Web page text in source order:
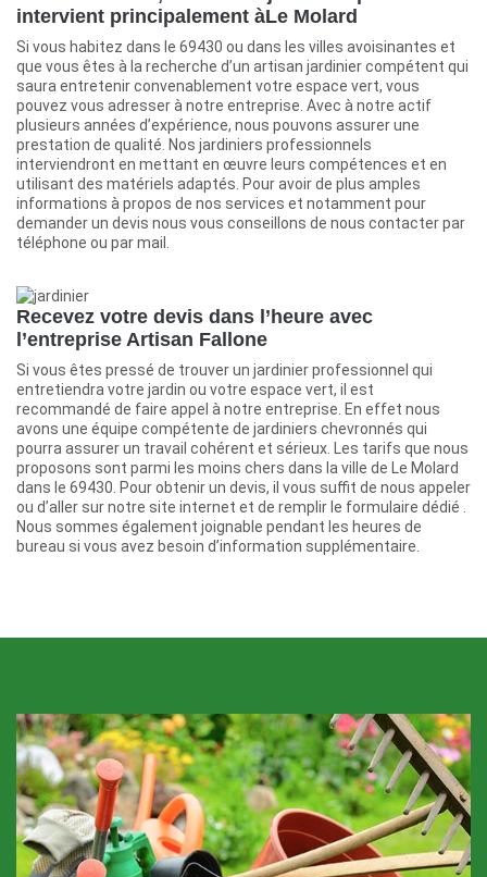
intervient principalement àLe Molard
Si vous habitez dans le 69430 ou dans les villes avoisinantes et
que vous êtes à la recherche d’un artisan jardinier compétent qui
saura entretenir convenablement votre espace vert, vous
pouvez vous adresser à notre entreprise. Avec à notre actif
plusieurs années d’expérience, nous pouvons assurer une
prestation de qualité. Nos jardiniers professionnels
interviendront en mettant en œuvre leurs compétences et en
utilisant des matériels adaptés. Pour avoir de plus amples
informations à propos de nos services et notamment pour
demander un devis nous vous conseillons de nous contacter par
téléphone ou par mail.
Recevez votre devis dans l’heure avec
l’entreprise Artisan Fallone
Si vous êtes pressé de trouver un jardinier professionnel qui
entretiendra votre jardin ou votre espace vert, il est
recommandé de faire appel à notre entreprise. En effet nous
avons une équipe compétente de jardiniers chevronnés qui
pourra assurer un travail cohérent et sérieux. Les tarifs que nous
proposons sont parmi les moins chers dans la ville de Le Molard
dans le 69430. Pour obtenir un devis, il vous suffit de nous appeler
ou d’aller sur notre site internet et de remplir le formulaire dédié .
Nous sommes également joignable pendant les heures de
bureau si vous avez besoin d’information supplémentaire.